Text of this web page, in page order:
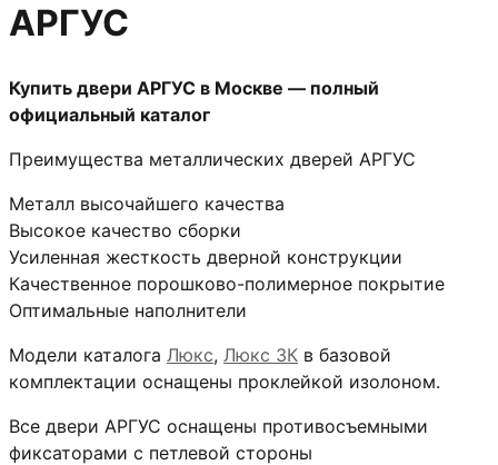
АРГУС
Купить двери АРГУС в Москве — полный
официальный каталог
Преимущества металлических дверей АРГУС
Металл высочайшего качества
Высокое качество сборки
Усиленная жесткость дверной конструкции
Качественное порошково-полимерное покрытие
Оптимальные наполнители
Модели каталога Люкс, Люкс 3К в базовой
комплектации оснащены проклейкой изолоном.
Все двери АРГУС оснащены противосъемными
фиксаторами с петлевой стороны